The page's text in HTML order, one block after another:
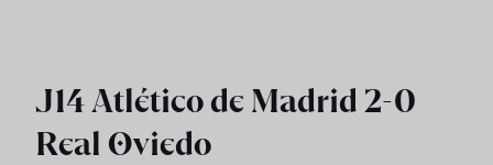
J14 Atlético de Madrid 2-0
Real Oviedo